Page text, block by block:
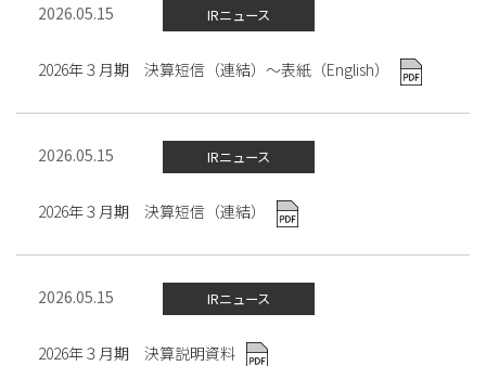
2026.05.15 IRニュース
2026年３月期 決算短信（連結）～表紙（English）
2026.05.15 IRニュース
2026年３月期 決算短信（連結）
2026.05.15 IRニュース
2026年３月期 決算説明資料